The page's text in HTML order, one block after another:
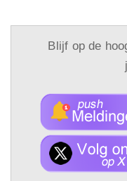
Blijf op de